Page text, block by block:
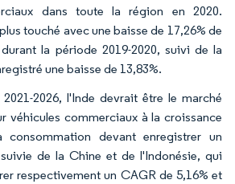
dans toute la région en 2020.
touché avec une baisse de 17,26% de
la période 2019-2020, suivi de la
une baisse de 13,83%.
2026, l'Inde devrait être le marché
véhicules commerciaux à la croissance
devant enregistrer un
de la Chine et de l'Indonésie, qui
respectivement un CAGR de 5,16% et